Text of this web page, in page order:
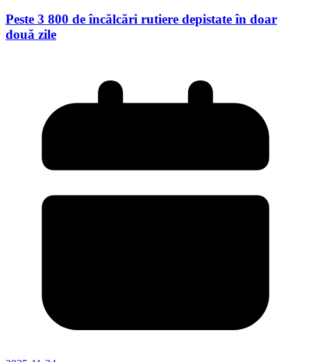
Peste 3 800 de încălcări rutiere depistate în doar
două zile